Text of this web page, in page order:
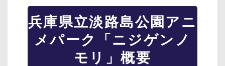
兵庫県立淡路島公園アニ
メパーク「ニジゲンノ
モリ」概要